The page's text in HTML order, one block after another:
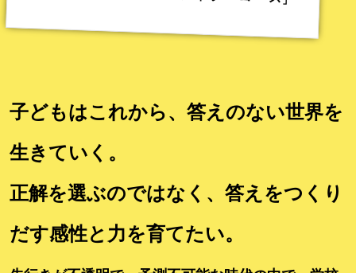
子どもはこれから、答えのない世界を
生きていく。
正解を選ぶのではなく、答えをつくり
だす感性と力を育てたい。